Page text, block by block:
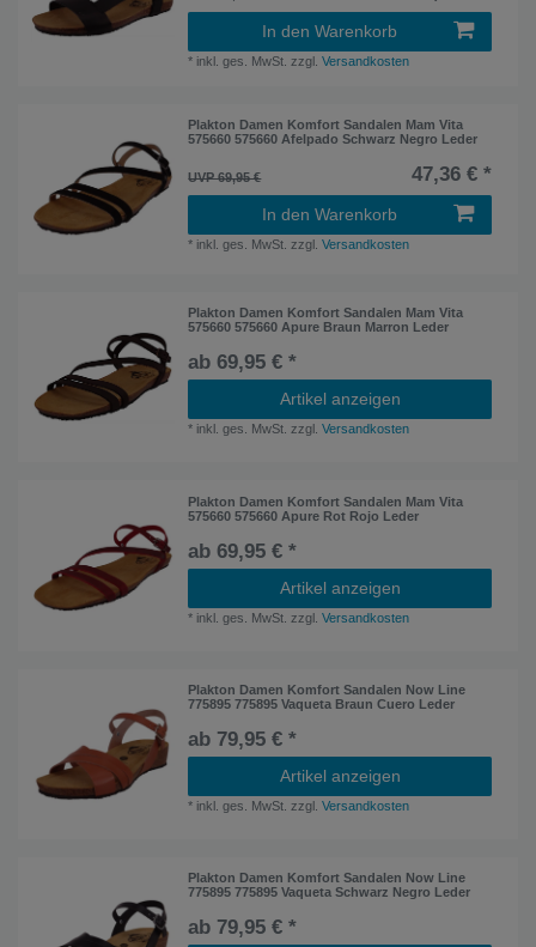
In den Warenkorb
* inkl. ges. MwSt. zzgl.Versandkosten
Plakton Damen Komfort Sandalen Mam Vita
575660 575660 Afelpado Schwarz Negro Leder
UVP 69,95 € 47,36 € *
In den Warenkorb
* inkl. ges. MwSt. zzgl.Versandkosten
Plakton Damen Komfort Sandalen Mam Vita
575660 575660 Apure Braun Marron Leder
ab 69,95 € *
Artikel anzeigen
* inkl. ges. MwSt. zzgl.Versandkosten
Plakton Damen Komfort Sandalen Mam Vita
575660 575660 Apure Rot Rojo Leder
ab 69,95 € *
Artikel anzeigen
* inkl. ges. MwSt. zzgl.Versandkosten
Plakton Damen Komfort Sandalen Now Line
775895 775895 Vaqueta Braun Cuero Leder
ab 79,95 € *
Artikel anzeigen
* inkl. ges. MwSt. zzgl.Versandkosten
Plakton Damen Komfort Sandalen Now Line
775895 775895 Vaqueta Schwarz Negro Leder
ab 79,95 € *